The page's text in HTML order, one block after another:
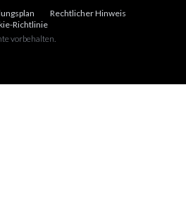
Rechtlicher Hinweis
Richtlinie
vorbehalten.